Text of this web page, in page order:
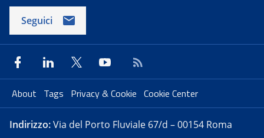
Seguici
About Tags Privacy & Cookie Cookie Center
Indirizzo:Via del Porto Fluviale 67/d – 00154 Roma